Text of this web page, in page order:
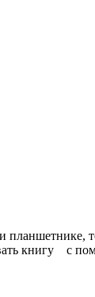
книгу с